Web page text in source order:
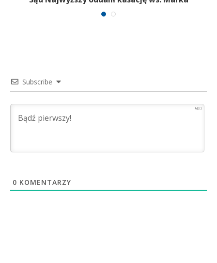
Falenty
Subscribe
500
0 KOMENTARZY